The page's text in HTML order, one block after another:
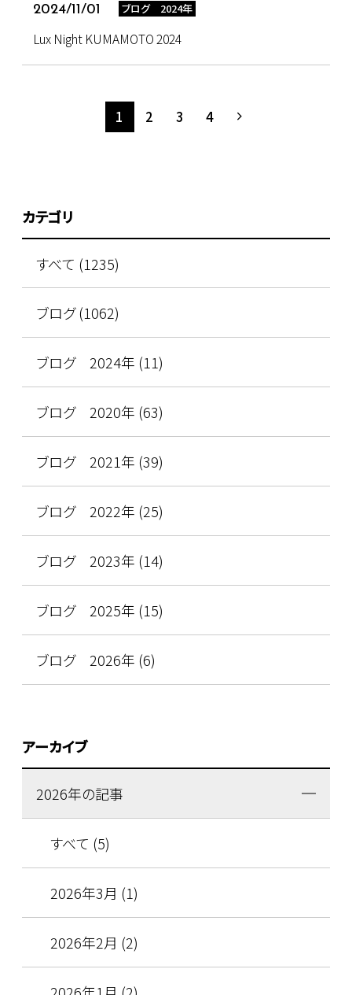
2024/11/01 ブログ 2024年
Lux Night KUMAMOTO 2024
1 2 3 4
カテゴリ
すべて (1235)
ブログ (1062)
ブログ 2024年 (11)
ブログ 2020年 (63)
ブログ 2021年 (39)
ブログ 2022年 (25)
ブログ 2023年 (14)
ブログ 2025年 (15)
ブログ 2026年 (6)
アーカイブ
2026年の記事
すべて (5)
2026年3月 (1)
2026年2月 (2)